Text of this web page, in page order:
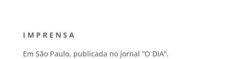
I M P R E N S A
Em São Paulo, publicada no jornal “O DIA”.